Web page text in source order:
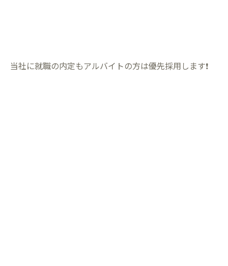
当社に就職の内定もアルバイトの方は優先採用します❗